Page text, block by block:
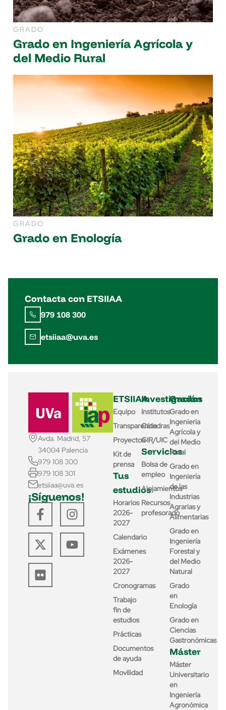
GRADO
Grado en Ingeniería Agrícola y
del Medio Rural
GRADO
Grado en Enología
Contacta con ETSIIAA
979 108 300
etsiiaa@uva.es
Avda. Madrid, 57
34004 Palencia
979 108 300
979 108 301
etsiiaa@uva.es
¡Síguenos!
ETSIIAA
Equipo
Transparencia
Proyectos
Kit de
prensa
Tus
estudios
Horarios
2026-
2027
Calendario
Exámenes
2026-
2027
Cronogramas
Trabajo
fin de
estudios
Prácticas
Documentos
de ayuda
Movilidad
Investigación
Institutos
Cátedras
GIR/UIC
Servicios
Bolsa de
empleo
Alojamientos
Recursos
profesorado
Grados
Grado en
Ingeniería
Agrícola y
del Medio
Rural
Grado en
Ingeniería
de las
Industrias
Agrarias y
Alimentarias
Grado en
Ingeniería
Forestal y
del Medio
Natural
Grado
en
Enología
Grado en
Ciencias
Gastronómicas
Máster
Máster
Universitario
en
Ingeniería
Agronómica